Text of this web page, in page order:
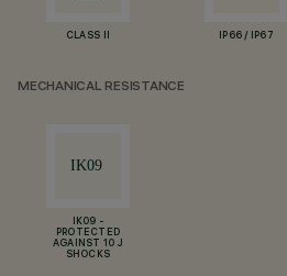
CLASS II IP66 / IP67
MECHANICAL RESISTANCE
IK09 -
PROTECTED
AGAINST 10 J
SHOCKS